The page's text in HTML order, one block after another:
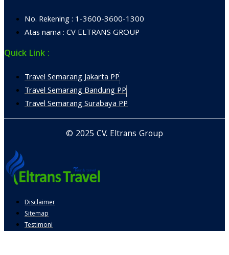
No. Rekening : 1-3600-3600-1300
Atas nama : CV ELTRANS GROUP
Quick Link :
Travel Semarang Jakarta PP
Travel Semarang Bandung PP
Travel Semarang Surabaya PP
© 2025 CV. Eltrans Group
Disclaimer
Sitemap
Testimoni